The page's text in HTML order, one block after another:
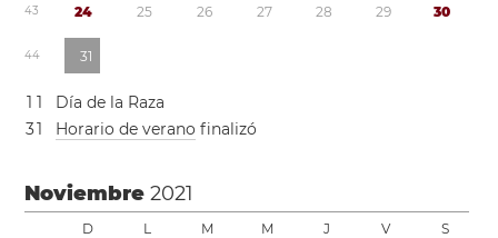
43 24 25 26 27 28 29 30
44 31
1 1
Día de la Raza
31 Horario de verano finalizó
Noviembre2021
D L M M J V S